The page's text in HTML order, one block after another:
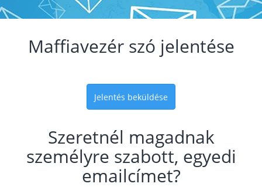
Maffiavezér szó jelentése
Jelentés beküldése
Szeretnél magadnak
személyre szabott, egyedi
emailcímet?